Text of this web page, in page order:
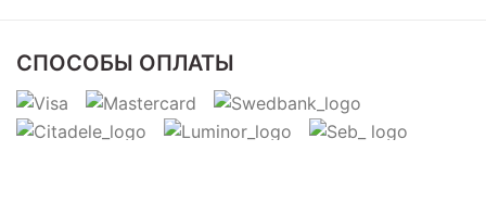
СПОСОБЫ ОПЛАТЫ